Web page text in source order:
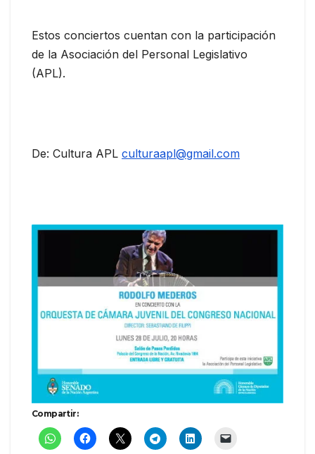
Estos conciertos cuentan con la participación
de la Asociación del Personal Legislativo
(APL).
De: Cultura APL culturaapl@gmail.com
Compartir: